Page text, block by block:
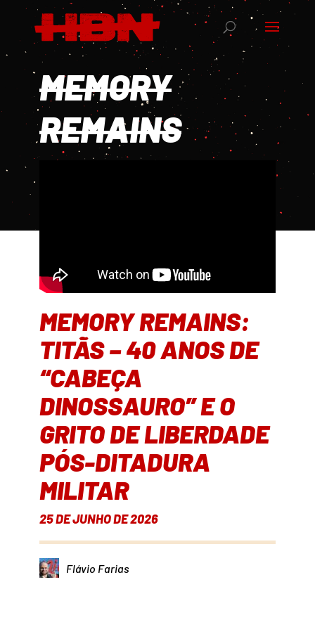
MEMORY
REMAINS
MEMORY REMAINS:
TITÃS – 40 ANOS DE
“CABEÇA
DINOSSAURO” E O
GRITO DE LIBERDADE
PÓS-DITADURA
MILITAR
25 DE JUNHO DE 2026
Flávio Farias